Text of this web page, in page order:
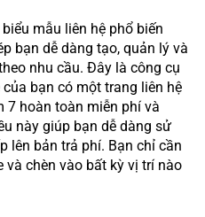
mẫu liên hệ phổ biến
bạn dễ dàng tạo, quản lý và
nhu cầu. Đây là công cụ
bạn có một trang liên hệ
7 hoàn toàn miễn phí và
này giúp bạn dễ dàng sử
lên bản trả phí. Bạn chỉ cần
và chèn vào bất kỳ vị trí nào